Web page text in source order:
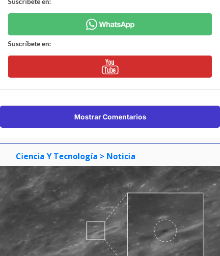
Suscríbete en:
Mostrar Comentarios
Ciencia Y Tecnología > Noticia